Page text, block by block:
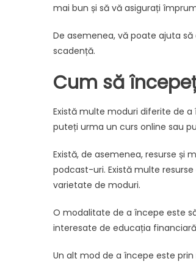
mai bun și să vă asigurați
De asemenea, vă poate ajuta
scadență.
Cum să
Există multe moduri diferite de
puteți urma un curs online sau
Există, de asemenea, resurse și
podcast-uri. Există multe
varietate de moduri.
O modalitate de a începe este
interesate de educația
Un alt mod de a începe este